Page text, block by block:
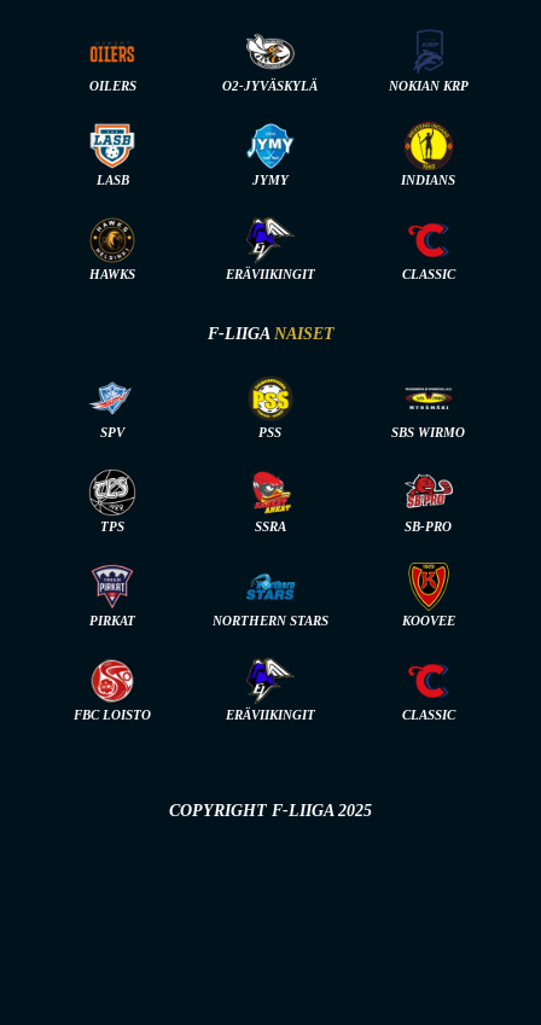
OILERS O2-JYVÄSKYLÄ NOKIAN KRP
LASB JYMY INDIANS
HAWKS ERÄVIIKINGIT CLASSIC
F-LIIGA NAISET
SPV PSS SBS WIRMO
TPS SSRA SB-PRO
PIRKAT NORTHERN STARS KOOVEE
FBC LOISTO ERÄVIIKINGIT CLASSIC
COPYRIGHT F-LIIGA 2025